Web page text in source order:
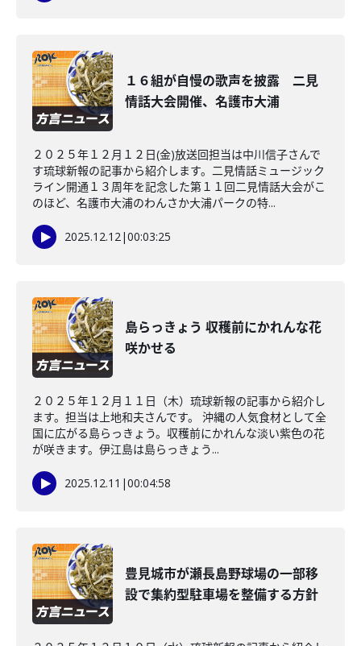
１６組が自慢の歌声を披露 二見
情話大会開催、名護市大浦
２０２５年１２月１２日(金)放送回担当は中川信子さんで
す琉球新報の記事から紹介します。二見情話ミュージック
ライン開通１３周年を記念した第１１回二見情話大会がこ
のほど、名護市大浦のわんさか大浦パークの特...
2025.12.12|00:03:25
島らっきょう 収穫前にかれんな花
咲かせる
２０２５年１２月１１日（木）琉球新報の記事から紹介し
ます。担当は上地和夫さんです。 沖縄の人気食材として全
国に広がる島らっきょう。収穫前にかれんな淡い紫色の花
が咲きます。伊江島は島らっきょう...
2025.12.11 |00:04:58
豊見城市が瀬長島野球場の一部移
設で集約型駐車場を整備する方針